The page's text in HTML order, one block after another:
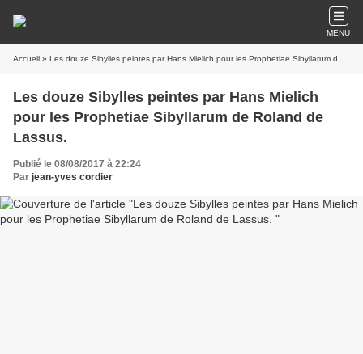
MENU
Accueil » Les douze Sibylles peintes par Hans Mielich pour les Prophetiae Sibyllarum de Roland de Lassus.
Les douze Sibylles peintes par Hans Mielich
pour les Prophetiae Sibyllarum de Roland de
Lassus.
Publié le 08/08/2017 à 22:24
Par jean-yves cordier